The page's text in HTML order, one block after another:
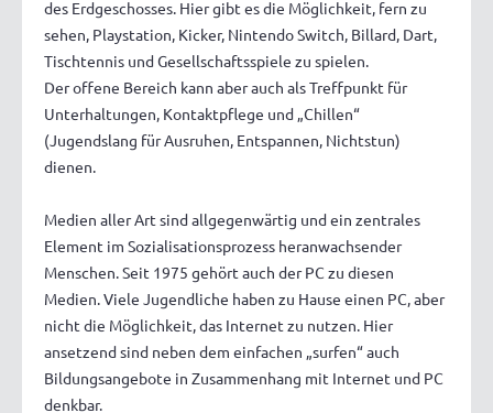
des Erdgeschosses. Hier gibt es die Möglichkeit, fern zu
sehen, Playstation, Kicker, Nintendo Switch, Billard, Dart,
Tischtennis und Gesellschaftsspiele zu spielen.
Der offene Bereich kann aber auch als Treffpunkt für
Unterhaltungen, Kontaktpflege und „Chillen“
(Jugendslang für Ausruhen, Entspannen, Nichtstun)
dienen.
Medien aller Art sind allgegenwärtig und ein zentrales
Element im Sozialisationsprozess heranwachsender
Menschen. Seit 1975 gehört auch der PC zu diesen
Medien. Viele Jugendliche haben zu Hause einen PC, aber
nicht die Möglichkeit, das Internet zu nutzen. Hier
ansetzend sind neben dem einfachen „surfen“ auch
Bildungsangebote in Zusammenhang mit Internet und PC
denkbar.